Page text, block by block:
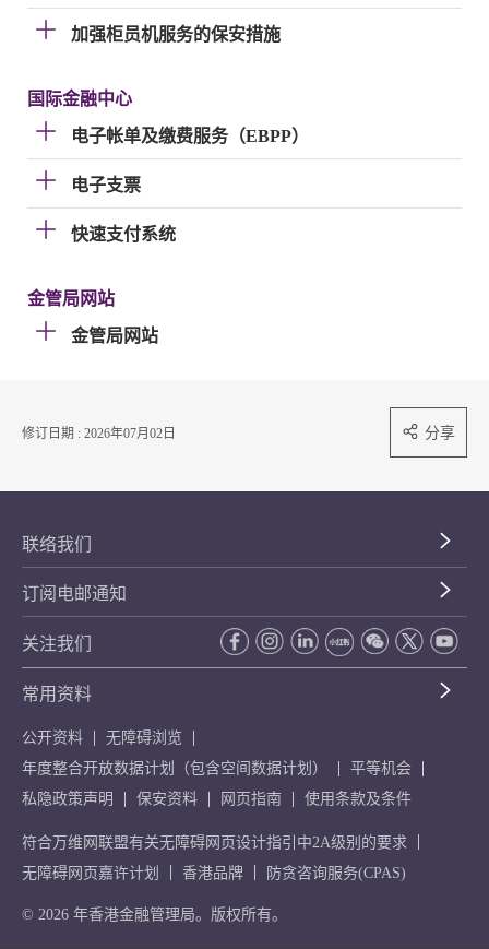
加强柜员机服务的保安措施
国际金融中心
电子帐单及缴费服务（EBPP）
电子支票
快速支付系统
金管局网站
金管局网站
修订日期 : 2026年07月02日 分享
联络我们
订阅电邮通知
关注我们
常用资料
公开资料
无障碍浏览
年度整合开放数据计划（包含空间数据计划）
平等机会
私隐政策声明
保安资料 网页指南 使用条款及条件
符合万维网联盟有关无障碍网页设计指引中2A级别的要求
无障碍网页嘉许计划
香港品牌 防贪咨询服务(CPAS)
© 2026 年香港金融管理局。版权所有。